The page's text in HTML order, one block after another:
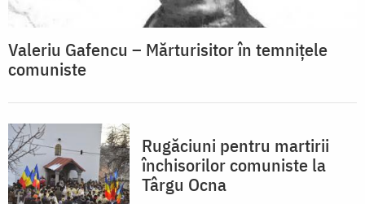
Valeriu Gafencu – Mărturisitor în temnițele
comuniste
Rugăciuni pentru martirii
închisorilor comuniste la
Târgu Ocna